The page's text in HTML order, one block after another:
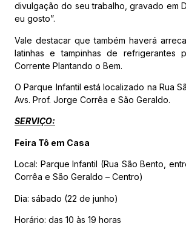
divulgação do seu trabalho, gravado em
eu gosto”.
Vale destacar que também haverá
latinhas e tampinhas de refrigerantes
Corrente Plantando o Bem.
O Parque Infantil está localizado na Rua
Avs. Prof. Jorge Corrêa e São Geraldo.
SERVIÇO:
Feira Tô em Casa
Local: Parque Infantil (Rua São Bento,
Corrêa e São Geraldo – Centro)
Dia: sábado (22 de junho)
Horário: das 10 às 19 horas